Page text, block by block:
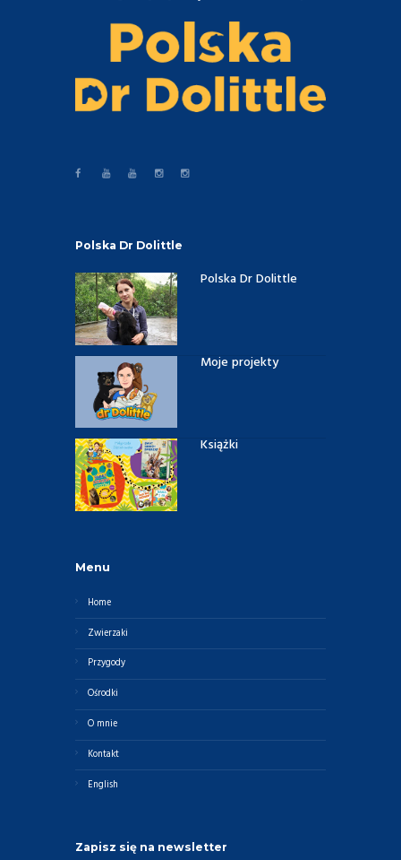
Polska Dr Dolittle
Polska Dr Dolittle
Moje projekty
Książki
Menu
Home
Zwierzaki
Przygody
Ośrodki
O mnie
Kontakt
English
Zapisz się na newsletter